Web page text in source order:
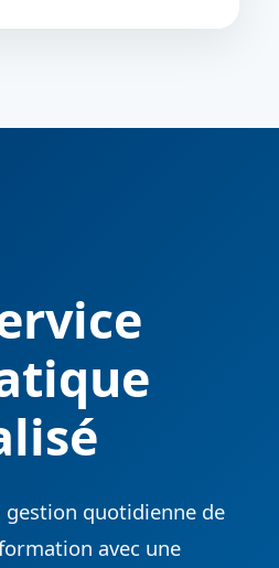
gestion quotidienne de
avec une